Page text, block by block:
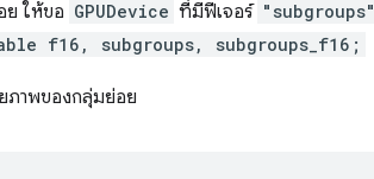
ย ให้ขอ GPUDevice ที่มีฟีเจอร์ "subgroups"
f16, subgroups, subgroups_f16;
ภาพของกลุ่มย่อย